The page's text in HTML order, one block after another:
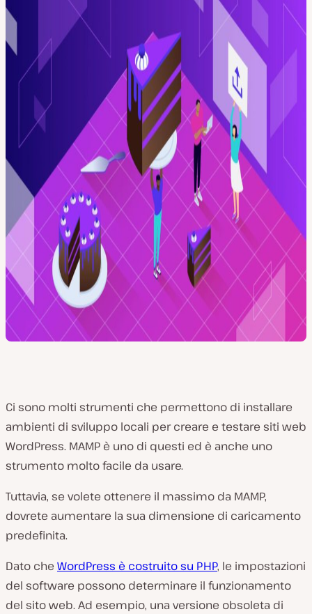
Ci sono molti strumenti che permettono di installare
ambienti di sviluppo locali per creare e testare siti web
WordPress. MAMP è uno di questi ed è anche uno
strumento molto facile da usare.
Tuttavia, se volete ottenere il massimo da MAMP,
dovrete aumentare la sua dimensione di caricamento
predefinita.
Dato che WordPress è costruito su PHP, le impostazioni
del software possono determinare il funzionamento
del sito web. Ad esempio, una versione obsoleta di